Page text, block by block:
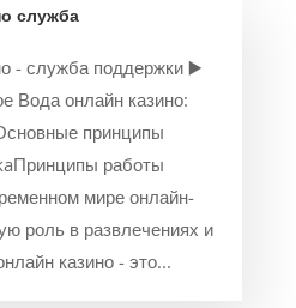
служба
- служба поддержки ▶️
Вода онлайн казино:
принципы
работы
мире онлайн-
роль в развлечениях и
казино - это...